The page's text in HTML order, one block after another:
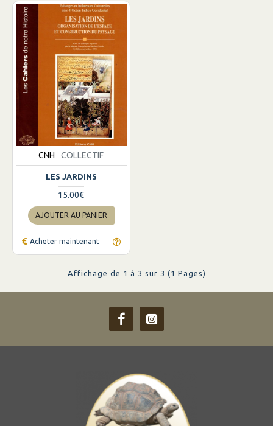
CNH COLLECTIF
LES JARDINS
15.00€
AJOUTER AU PANIER
Acheter maintenant
Affichage de 1 à 3 sur 3 (1 Pages)